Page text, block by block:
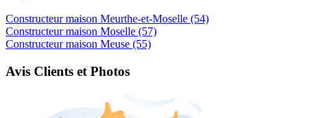
Constructeur maison Meurthe-et-Moselle (54)
Constructeur maison Moselle (57)
Constructeur maison Meuse (55)
Avis Clients et Photos